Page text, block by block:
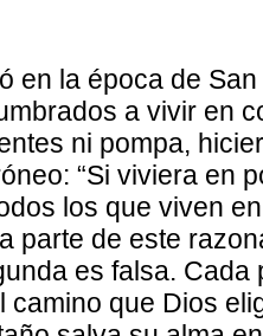
en la época de
a vivir en
ni pompa,
“Si viviera en
los que viven
parte de este
es falsa. Cada
camino que Dios